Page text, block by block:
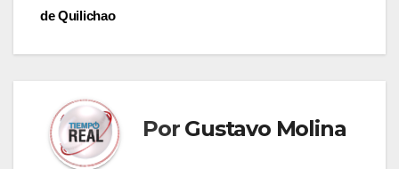
de Quilichao
Por Gustavo Molina